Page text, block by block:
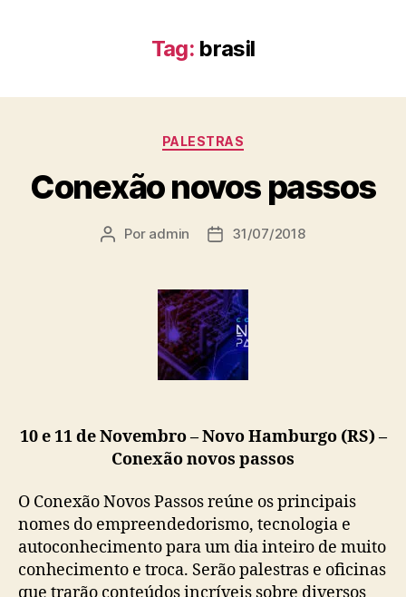
Tag: brasil
PALESTRAS
Conexão novos passos
Por admin 31/07/2018
10 e 11 de Novembro – Novo Hamburgo (RS) –
Conexão novos passos
O Conexão Novos Passos reúne os principais
nomes do empreendedorismo, tecnologia e
autoconhecimento para um dia inteiro de muito
conhecimento e troca. Serão palestras e oficinas